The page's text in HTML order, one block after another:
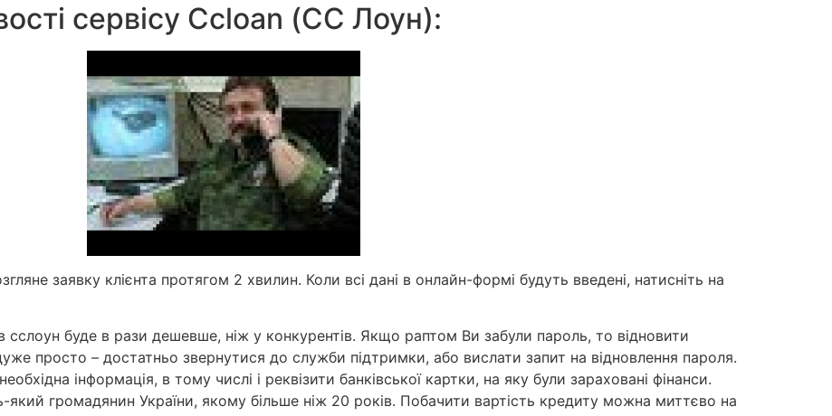
сервісу Ccloan (СС Лоун):
заявку клієнта протягом 2 хвилин. Коли всі дані в онлайн-формі будуть введені, натисніть на
буде в рази дешевше, ніж у конкурентів. Якщо раптом Ви забули пароль, то відновити
просто – достатньо звернутися до служби підтримки, або вислати запит на відновлення пароля.
інформація, в тому числі і реквізити банківської картки, на яку були зараховані фінанси.
громадянин України, якому більше ніж 20 років. Побачити вартість кредиту можна миттєво на